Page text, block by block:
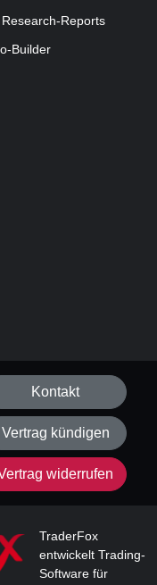
Research-Reports
Builder
Kontakt
Vertrag kündigen
widerrufen
TraderFox
entwickelt Trading-
Software für